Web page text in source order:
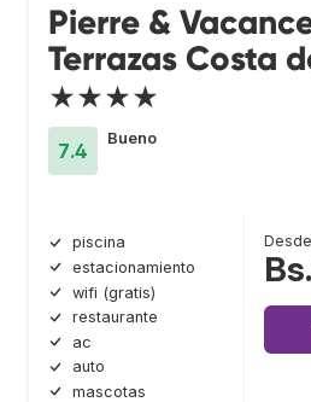
Pierre &
Terrazas Costa
★★★★
7.4
Bueno
piscina
estacionamiento
wifi (gratis)
restaurante
ac
auto
mascotas
Desde